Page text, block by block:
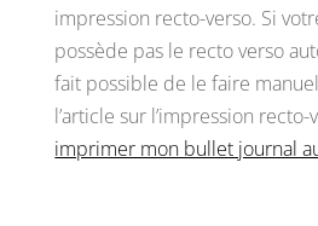
impression recto-verso. Si
possède pas le recto verso
fait possible de le faire
l’article sur l’impression recto-
imprimer mon bullet journal